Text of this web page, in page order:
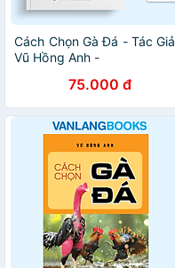
Cách Chọn Gà Đá - Tác Giả
Vũ Hồng Anh -
75.000 đ